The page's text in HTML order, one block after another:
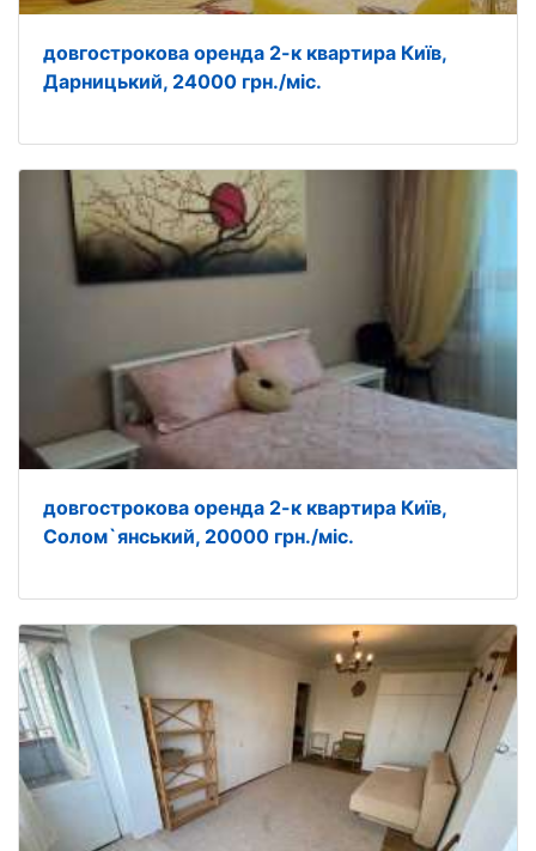
довгострокова оренда 2-к квартира Київ,
Дарницький, 24000 грн./міс.
довгострокова оренда 2-к квартира Київ,
Солом`янський, 20000 грн./міс.